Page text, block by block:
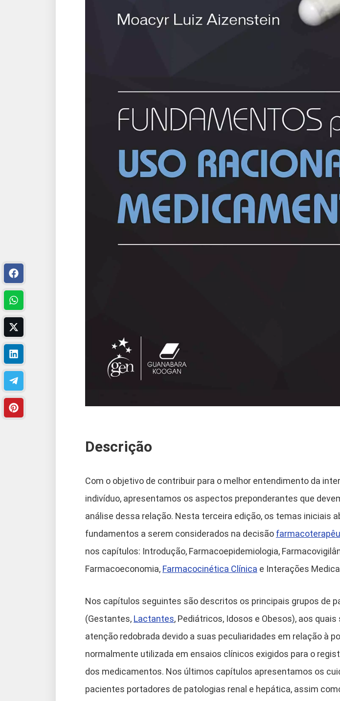
Descrição
Com o objetivo de contribuir para o melhor entendimento da
indivíduo, apresentamos os aspectos preponderantes que
análise dessa relação. Nesta terceira edição, os temas iniciais
fundamentos a serem considerados na decisão
nos capítulos: Introdução, Farmacoepidemiologia,
Farmacoeconomia, Farmacocinética Clínica e Interações
Nos capítulos seguintes são descritos os principais grupos de
(Gestantes, Lactantes, Pediátricos, Idosos e Obesos), aos
atenção redobrada devido a suas peculiaridades em relação à
normalmente utilizada em ensaios clínicos exigidos para o
dos medicamentos. Nos últimos capítulos apresentamos os
pacientes portadores de patologias renal e hepática, assim